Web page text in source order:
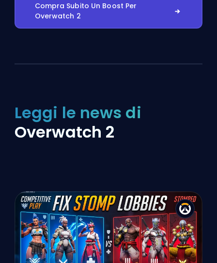
Compra Subito Un Boost Per
Overwatch 2
Leggi le news di
Overwatch 2